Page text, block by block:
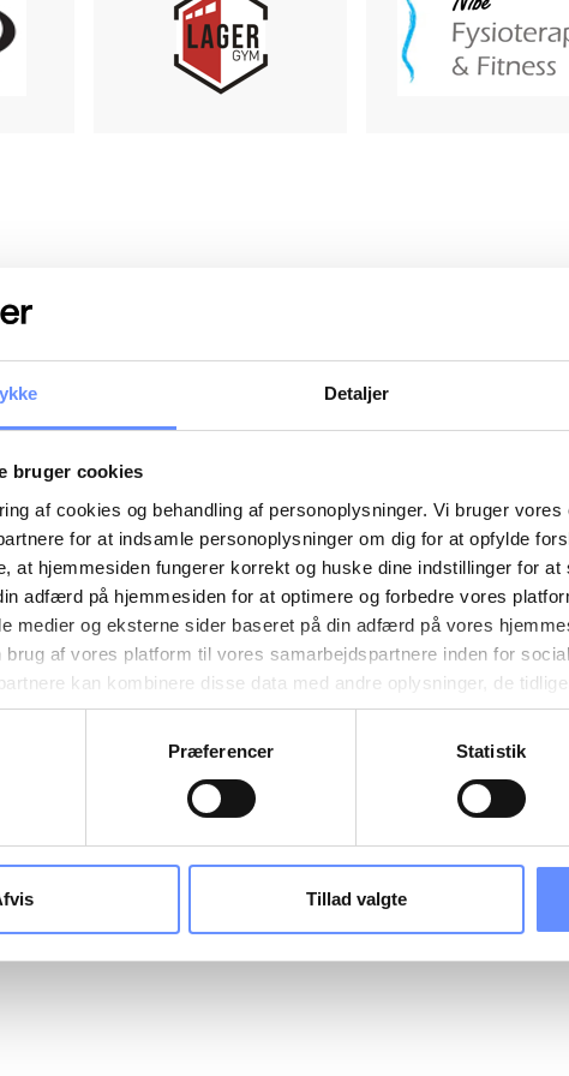
Detaljer
bruger cookies
af cookies og behandling af personoplysninger. Vi bruger
for at indsamle personoplysninger om dig for at opfylde
at hjemmesiden fungerer korrekt og huske dine indstillinger for at
adfærd på hjemmesiden for at optimere og forbedre vores
medier og eksterne sider baseret på din adfærd på vores
brug af vores platform til vores samarbejdspartnere inden for
kan kombinere disse data med andre oplysninger, de
deres tjenester. Det skal bemærkes, at nogle af vores
USA. Under detaljer finder du yderligere information om
Du bestemmer selv, hvilke formål vores hjemmeside må anvende
Præferencer Statistik
Tillad valgte